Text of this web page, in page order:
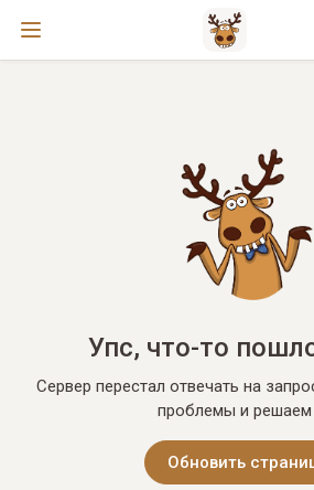
Упс, что-то
Сервер перестал отвечать на
проблемы и решаем
Обновить